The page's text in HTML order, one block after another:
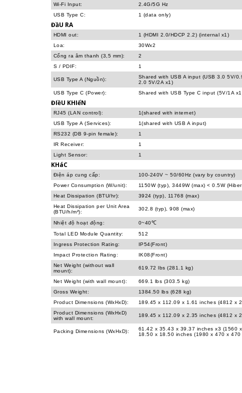
Wi-Fi Input:
2.4G/5G Hz
USB Type C:
1 (data only)
ĐầU RA
HDMI out:
1 (HDMI 2.0/HDCP 2.2) (internal x1)
Loa:
30Wx2
Cổng ra âm thanh (3,5 mm):
2
S / PDIF:
1
USB Type A (Nguồn):
Shared with USB A input (USB 3.0 5V/
2.0 5V/2A x1)
USB Type C (Power):
Shared with USB Type C input (5V/1A
ĐIềU KHIểN
RJ45 (LAN control):
1(shared with internet)
USB Type A (Services):
1(shared with USB A input)
RS232 (DB 9-pin female):
1
IR Receiver:
1
Light Sensor:
1
KHáC
Điện áp cung cấp:
100-240V ~ 50/60Hz (vary by country)
Power Consumption (W/unit):
1150W (typ), 3449W (max) < 0.5W
Heat Dissipation (BTU/hr):
3924 (typ), 11768 (max)
Heat Dissipation per Unit Area
(BTU/h/m²):
302.8 (typ), 908 (max)
Nhiệt độ hoạt động:
0~40℃
Total LED Module Quantity:
512
Ingress Protection Rating:
IP54(Front)
Impact Protection Rating:
IK08(Front)
Net Weight (without wall
mount):
619.72 lbs (281.1 kg)
Net Weight (with wall mount):
669.1 lbs (303.5 kg)
Gross Weight:
1384.50 lbs (628 kg)
Product Dimensions (WxHxD):
189.45 x 112.09 x 1.61 inches (4812 x
Product Dimensions (WxHxD)
with wall mount:
189.45 x 112.09 x 2.35 inches (4812 x
Packing Dimensions (WxHxD):
61.42 x 35.43 x 39.37 inches x3 (1560
18.50 x 18.50 inches (1980 x 470 x 470